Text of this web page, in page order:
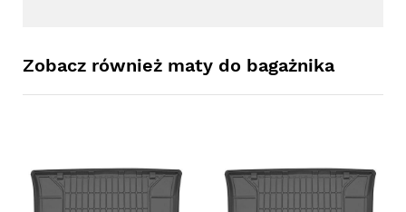
Zobacz również maty do bagażnika